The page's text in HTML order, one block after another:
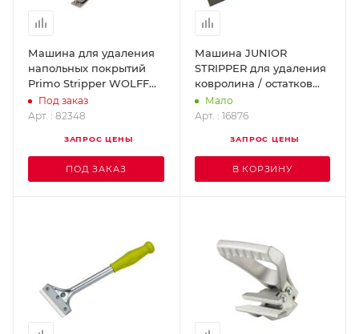
Машина для удаления
напольных покрытий
Primo Stripper WOLFF
82348
Под заказ
Арт. : 82348
ЗАПРОС ЦЕНЫ
ПОД ЗАКАЗ
Машина JUNIOR
STRIPPER для удаления
ковролина / остатков
покрытия / обоев /
WOLFF 16876
Мало
Арт. : 16876
ЗАПРОС ЦЕНЫ
В КОРЗИНУ